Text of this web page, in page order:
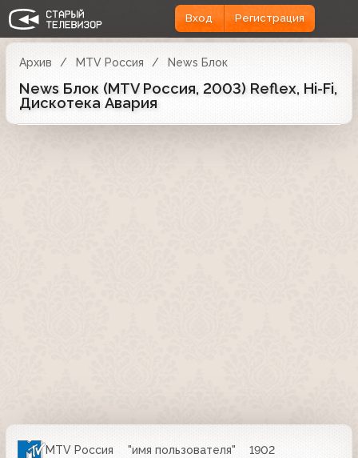
Вход Регистрация
Архив MTV Россия News Блок
News Блок (MTV Россия, 2003) Reflex, Hi-Fi,
Дискотека Авария
MTV Россия "имя пользователя"
1902